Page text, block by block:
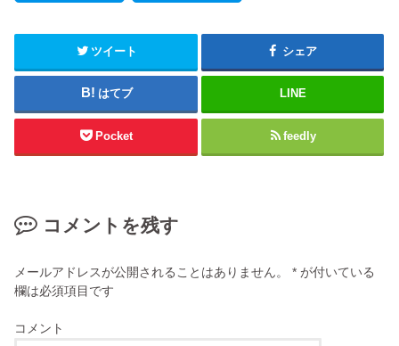
ツイート シェア
はてブ LINE
Pocket feedly
コメントを残す
メールアドレスが公開されることはありません。 * が付いている
欄は必須項目です
コメント